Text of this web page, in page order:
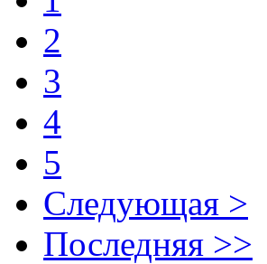
2
3
4
5
Следующая >
Последняя >>